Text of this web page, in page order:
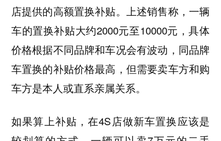
店提供的高额置换补贴。上述销售称，一辆
车的置换补贴大约2000元至10000元，具体
价格根据不同品牌和车况会有波动，同品牌
车置换的补贴价格最高，但需要卖车方和购
车方是本人或直系亲属关系。
如果算上补贴，在4S店做新车置换应该是